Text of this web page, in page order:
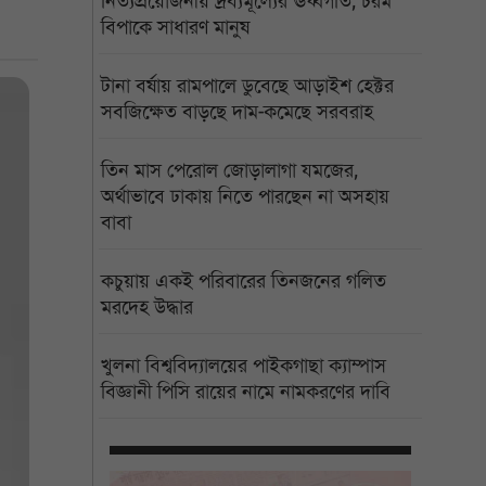
বিপাকে সাধারণ মানুষ
টানা বর্ষায় রামপালে ডুবেছে আড়াইশ হেক্টর
সবজিক্ষেত বাড়ছে দাম-কমেছে সরবরাহ
তিন মাস পেরোল জোড়ালাগা যমজের,
অর্থাভাবে ঢাকায় নিতে পারছেন না অসহায়
বাবা
কচুয়ায় একই পরিবারের তিনজনের গলিত
মরদেহ উদ্ধার
খুলনা বিশ্ববিদ্যালয়ের পাইকগাছা ক্যাম্পাস
বিজ্ঞানী পিসি রায়ের নামে নামকরণের দাবি